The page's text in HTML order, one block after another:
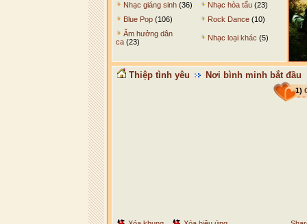
Nhạc giáng sinh (36) Nhạc hòa tấu (23)
Blue Pop (106) Rock Dance (10)
Âm hưởng dân
ca (23) Nhạc loại khác (5)
Thiệp tình yêu Nơi bình minh bắt đầu
1)